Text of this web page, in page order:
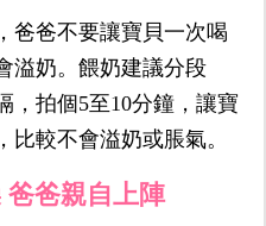
爸爸不要讓寶貝一次喝
溢奶。餵奶建議分段
，拍個5至10分鐘，讓寶
比較不會溢奶或脹氣。
爸爸親自上陣